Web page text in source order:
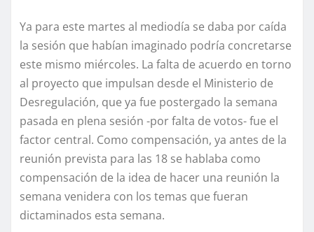
Ya para este martes al mediodía se daba por caída
la sesión que habían imaginado podría concretarse
este mismo miércoles. La falta de acuerdo en torno
al proyecto que impulsan desde el Ministerio de
Desregulación, que ya fue postergado la semana
pasada en plena sesión -por falta de votos- fue el
factor central. Como compensación, ya antes de la
reunión prevista para las 18 se hablaba como
compensación de la idea de hacer una reunión la
semana venidera con los temas que fueran
dictaminados esta semana.